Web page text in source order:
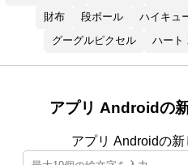
財布
段ボール ハイキュ
グーグルピクセル
ハート
アプリ Androidの
アプリ Androidの